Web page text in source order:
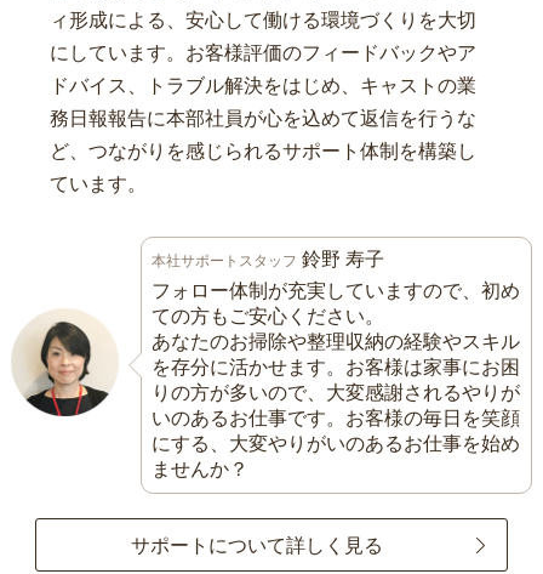
ィ形成による、安心して働ける環境づくりを大切
にしています。お客様評価のフィードバックやア
ドバイス、トラブル解決をはじめ、キャストの業
務日報報告に本部社員が心を込めて返信を行うな
ど、つながりを感じられるサポート体制を構築し
ています。
本社サポートスタッフ 鈴野 寿子
フォロー体制が充実していますので、初め
ての方もご安心ください。
あなたのお掃除や整理収納の経験やスキル
を存分に活かせます。お客様は家事にお困
りの方が多いので、大変感謝されるやりが
いのあるお仕事です。お客様の毎日を笑顔
にする、大変やりがいのあるお仕事を始め
ませんか？
サポートについて詳しく見る